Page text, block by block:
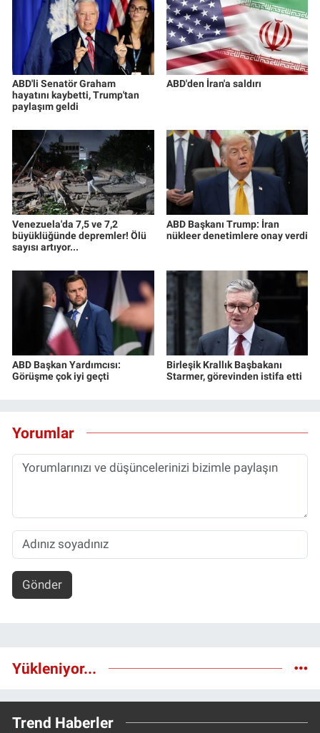
ABD'li Senatör Graham
hayatını kaybetti, Trump'tan
paylaşım geldi
ABD'den İran'a saldırı
Venezuela'da 7,5 ve 7,2
büyüklüğünde depremler! Ölü
sayısı artıyor...
ABD Başkanı Trump: İran
nükleer denetimlere onay verdi
ABD Başkan Yardımcısı:
Görüşme çok iyi geçti
Birleşik Krallık Başbakanı
Starmer, görevinden istifa etti
Yorumlar
Gönder
Yükleniyor...
Trend Haberler